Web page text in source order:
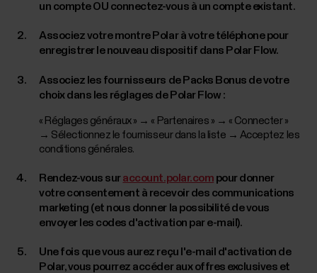
un compte OU connectez-vous à un compte existant.
Associez votre montre Polar à votre téléphone pour
enregistrer le nouveau dispositif dans Polar Flow.
Associez les fournisseurs de Packs Bonus de votre
choix dans les réglages de Polar Flow :
« Réglages généraux » → « Partenaires » → « Connecter »
→ Sélectionnez le fournisseur dans la liste → Acceptez les
conditions générales.
Rendez-vous suraccount.polar.com pour donner
votre consentement à recevoir des communications
marketing (et nous donner la possibilité de vous
envoyer les codes d'activation par e-mail).
Une fois que vous aurez reçu l'e-mail d'activation de
Polar, vous pourrez accéder aux offres exclusives et